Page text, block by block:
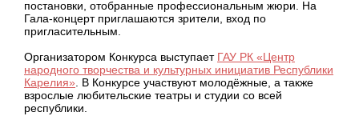
постановки, отобранные профессиональным жюри. На
Гала-концерт приглашаются зрители, вход по
пригласительным.
Организатором Конкурса выступает ГАУ РК «Центр
народного творчества и культурных инициатив Республики
Карелия». В Конкурсе участвуют молодёжные, а также
взрослые любительские театры и студии со всей
республики.